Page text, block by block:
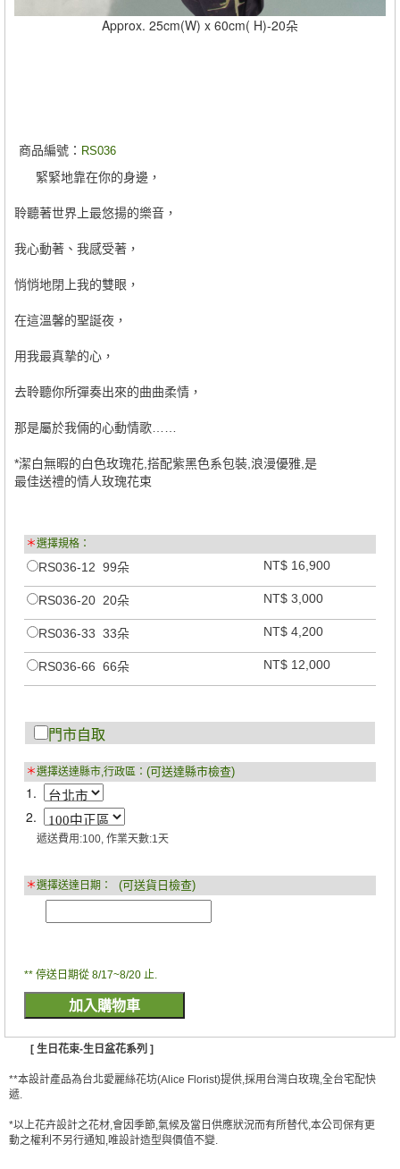
Approx. 25cm(W) x 60cm( H)-20朵
商品編號： RS036
緊緊地靠在你的身邊，
聆聽著世界上最悠揚的樂音，
我心動著、我感受著，
悄悄地閉上我的雙眼，
在這溫馨的聖誕夜，
用我最真摯的心，
去聆聽你所彈奏出來的曲曲柔情，
那是屬於我倆的心動情歌……
*潔白無暇的白色玫瑰花,搭配紫黑色系包裝,浪漫優雅,是
最佳送禮的情人玫瑰花束
＊選擇規格：
RS036-12 99朵 NT$ 16,900
RS036-20 20朵 NT$ 3,000
RS036-33 33朵 NT$ 4,200
RS036-66 66朵 NT$ 12,000
門市自取
＊選擇送達縣市,行政區： (可送達縣市檢查)
1.
2.
遞送費用:100, 作業天數:1天
＊選擇送達日期： (可送貨日檢查)
** 停送日期從 8/17~8/20 止.
[ 生日花束-生日盆花系列 ]
**本設計產品為台北愛麗絲花坊(Alice Florist)提供,採用台灣白玫瑰,全台宅配快
遞.
*以上花卉設計之花材,會因季節,氣候及當日供應狀況而有所替代,本公司保有更
動之權利不另行通知,唯設計造型與價值不變.